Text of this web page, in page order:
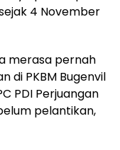
4 November
merasa pernah
di PKBM Bugenvil
PDI Perjuangan
pelantikan,